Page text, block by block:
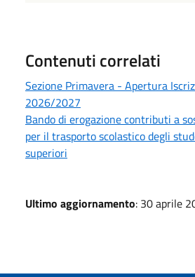
Contenuti correlati
Sezione Primavera - Apertura
2026/2027
Bando di erogazione contributi a
per il trasporto scolastico degli
superiori
Ultimo aggiornamento: 30 aprile